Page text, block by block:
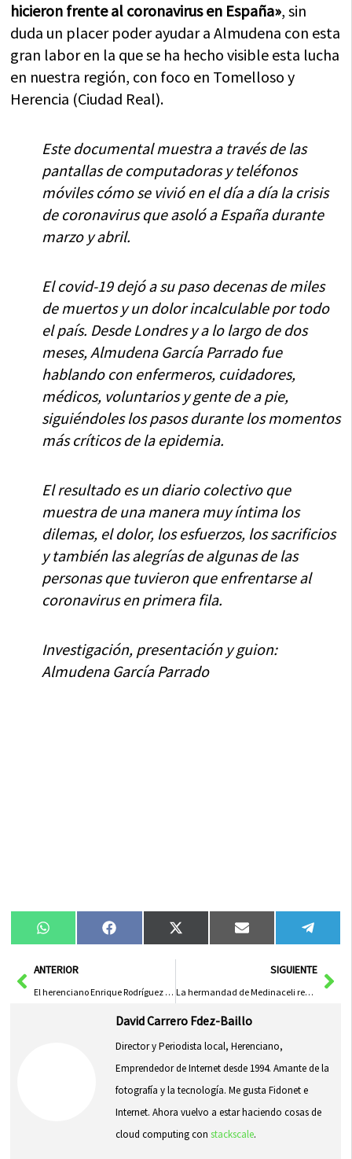
hicieron frente al coronavirus en España», sin
duda un placer poder ayudar a Almudena con esta
gran labor en la que se ha hecho visible esta lucha
en nuestra región, con foco en Tomelloso y
Herencia (Ciudad Real).
Este documental muestra a través de las
pantallas de computadoras y teléfonos
móviles cómo se vivió en el día a día la crisis
de coronavirus que asoló a España durante
marzo y abril.
El covid-19 dejó a su paso decenas de miles
de muertos y un dolor incalculable por todo
el país. Desde Londres y a lo largo de dos
meses, Almudena García Parrado fue
hablando con enfermeros, cuidadores,
médicos, voluntarios y gente de a pie,
siguiéndoles los pasos durante los momentos
más críticos de la epidemia.
El resultado es un diario colectivo que
muestra de una manera muy íntima los
dilemas, el dolor, los esfuerzos, los sacrificios
y también las alegrías de algunas de las
personas que tuvieron que enfrentarse al
coronavirus en primera fila.
Investigación, presentación y guion:
Almudena García Parrado
Compartir
en
WhatsAppCompartir
en
FacebookCompartir
en
X
(Twitter)
Compartir
en
Email
en
AntANTERIOR
El herenciano Enrique Rodríguez de Tembleque participa en las visitas virtuales del Thyssen
SIGUIENTE
La hermandad de Medinaceli reabre la capilla del cementerio
David Carrero Fdez-Baillo
Director y Periodista local, Herenciano,
Emprendedor de Internet desde 1994. Amante de la
fotografía y la tecnología. Me gusta Fidonet e
Internet. Ahora vuelvo a estar haciendo cosas de
cloud computing con stackscale.